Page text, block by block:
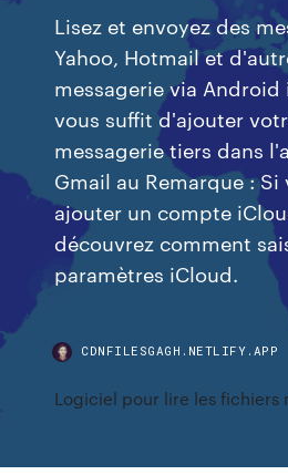
Lisez et envoyez des
Yahoo, Hotmail et
messagerie via Android
vous suffit d'ajouter
messagerie tiers dans
Gmail au Remarque : Si
ajouter un compte
découvrez comment
paramètres iCloud.
CDNFILESGAGH.NETLIFY.APP
Logiciel pour lire les fichiers